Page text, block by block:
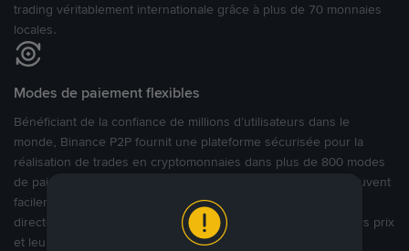
trading véritablement internationale grâce à plus de 70 monnaies
locales.
Modes de paiement flexibles
Bénéficiant de la confiance de millions d’utilisateurs dans le
monde, Binance P2P fournit une plateforme sécurisée pour la
réalisation de trades en cryptomonnaies dans plus de 800 modes
de paiement et plus de 100 monnaies fiat. Les utilisateurs peuvent
facilement acheter, vendre et trader des cryptomonnaies
directement avec d’autres utilisateurs, tout en définissant leurs prix
et leurs modes de paiement préférés sur une Marketplace de